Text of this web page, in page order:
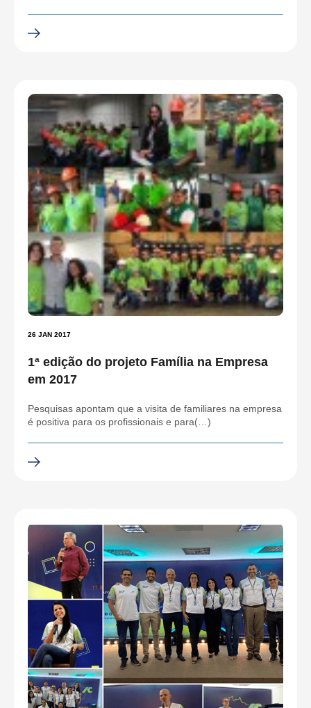
26 JAN 2017
1ª edição do projeto Família na Empresa
em 2017
Pesquisas apontam que a visita de familiares na empresa
é positiva para os profissionais e para(…)